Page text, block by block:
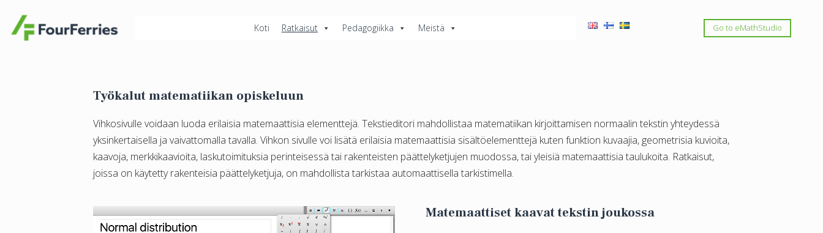
Koti Ratkaisut Pedagogiikka Meistä Go to eMathStudio
Työkalut matematiikan opiskeluun
Vihkosivulle voidaan luoda erilaisia matemaattisia elementtejä. Tekstieditori mahdollistaa matematiikan kirjoittamisen normaalin tekstin yhteydessä
yksinkertaisella ja vaivattomalla tavalla. Vihkon sivulle voi lisätä erilaisia matemaattisia sisältöelementtejä kuten funktion kuvaajia, geometrisia kuvioita,
kaavoja, merkkikaavioita, laskutoimituksia perinteisessä tai rakenteisten päättelyketjujen muodossa, tai yleisiä matemaattisia taulukoita. Ratkaisut,
joissa on käytetty rakenteisia päättelyketjuja, on mahdollista tarkistaa automaattisella tarkistimella.
Matemaattiset kaavat tekstin joukossa